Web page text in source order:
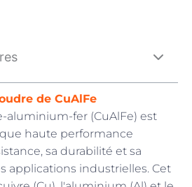
de CuAlFe
aluminium-fer (CuAlFe) est
haute performance
sa durabilité et sa
applications industrielles. Cet